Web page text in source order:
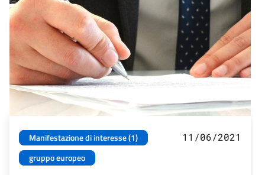
Manifestazione di interesse (1)
gruppo europeo
11/06/2021